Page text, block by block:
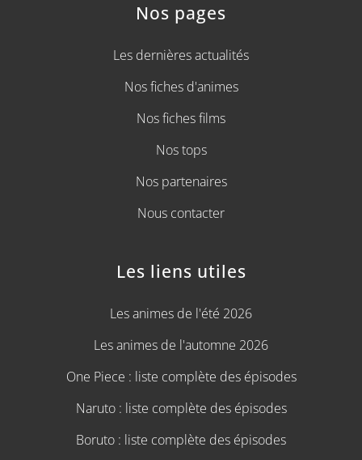
Nos pages
Les dernières actualités
Nos fiches d'animes
Nos fiches films
Nos tops
Nos partenaires
Nous contacter
Les liens utiles
Les animes de l'été 2026
Les animes de l'automne 2026
One Piece : liste complète des épisodes
Naruto : liste complète des épisodes
Boruto : liste complète des épisodes